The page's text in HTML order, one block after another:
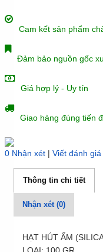
Cam kết sản phẩm
Đảm bảo nguồn gốc
Giá hợp lý - Uy tín
Giao hàng đúng tiến
0 Nhận xét | Viết đánh giá
Thông tin chi tiết
Nhận xét (0)
HẠT HÚT ẨM
LOẠI: 100 GR